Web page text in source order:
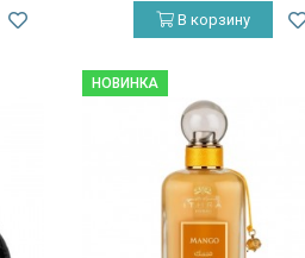
В корзину
НОВИНКА